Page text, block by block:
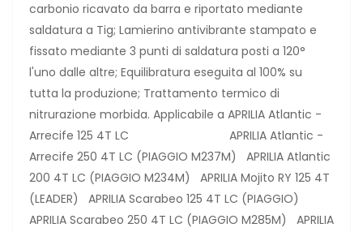
carbonio ricavato da barra e riportato mediante
saldatura a Tig; Lamierino antivibrante stampato e
fissato mediante 3 punti di saldatura posti a 120°
l'uno dalle altre; Equilibratura eseguita al 100% su
tutta la produzione; Trattamento termico di
nitrurazione morbida. Applicabile a APRILIA Atlantic -
Arrecife 125 4T LC APRILIA Atlantic -
Arrecife 250 4T LC (PIAGGIO M237M) APRILIA Atlantic
200 4T LC (PIAGGIO M234M) APRILIA Mojito RY 125 4T
(LEADER) APRILIA Scarabeo 125 4T LC (PIAGGIO)
APRILIA Scarabeo 250 4T LC (PIAGGIO M285M) APRILIA